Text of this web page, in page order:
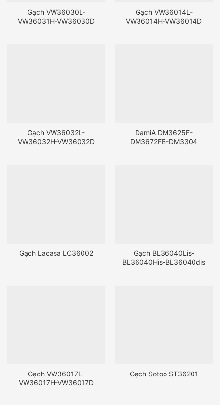
Gạch VW36030L-
VW36031H-VW36030D
Gạch VW36014L-
VW36014H-VW36014D
Gạch VW36032L-
VW36032H-VW36032D
DamiA DM3625F-
DM3672FB-DM3304
Gạch Lacasa LC36002
Gạch BL36040Lis-
BL36040His-BL36040dis
Gạch VW36017L-
VW36017H-VW36017D
Gạch Sotoo ST36201